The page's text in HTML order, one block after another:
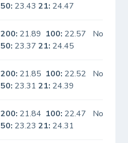
50: 23.4321: 24.47
200: 21.89 100: 22.57
50: 23.3721: 24.45
No
200: 21.85 100: 22.52
50: 23.3121: 24.39
No
200: 21.84 100: 22.47
50: 23.2321: 24.31
No